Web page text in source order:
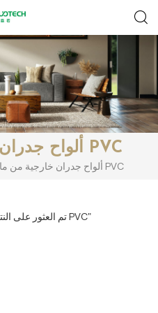
ألواح جدران خارجية من مادة PVC
ألواح جدران خارجية من مادة PVC
1 تم العثور على النتائج لـ "ألواح جدران خارجية من مادة PVC"